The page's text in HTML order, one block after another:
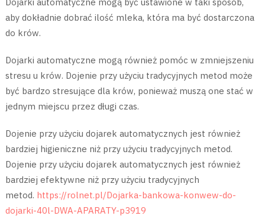
aby dokładnie dobrać ilość mleka, która ma być dostarczona
do krów.
Dojarki automatyczne mogą również pomóc w zmniejszeniu
stresu u krów. Dojenie przy użyciu tradycyjnych metod może
być bardzo stresujące dla krów, ponieważ muszą one stać w
jednym miejscu przez długi czas.
Dojenie przy użyciu dojarek automatycznych jest również
bardziej higieniczne niż przy użyciu tradycyjnych metod.
Dojenie przy użyciu dojarek automatycznych jest również
bardziej efektywne niż przy użyciu tradycyjnych
metod. https://rolnet.pl/Dojarka-bankowa-konwew-do-
dojarki-40l-DWA-APARATY-p3919